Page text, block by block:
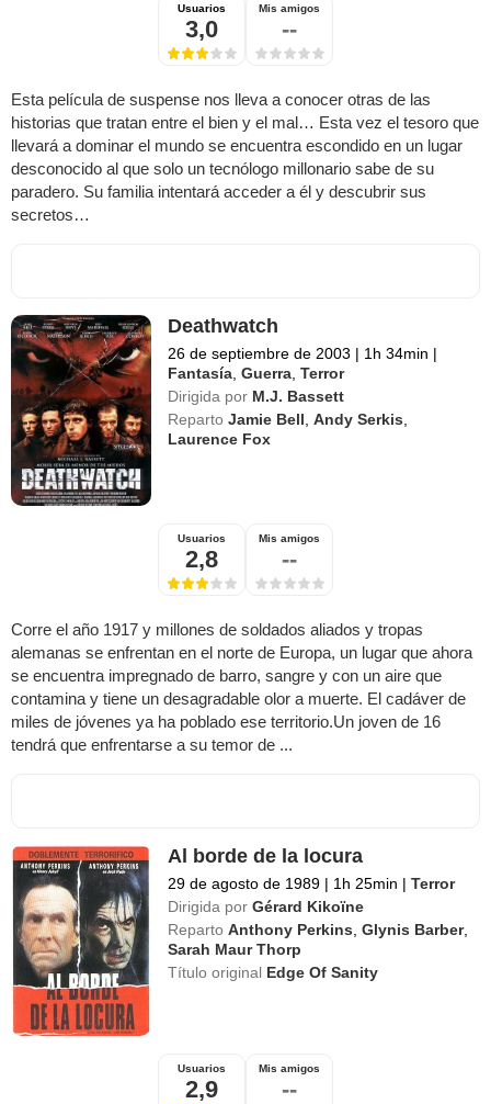
Usuarios
3,0
Mis amigos
--
Esta película de suspense nos lleva a conocer otras de las
historias que tratan entre el bien y el mal… Esta vez el tesoro que
llevará a dominar el mundo se encuentra escondido en un lugar
desconocido al que solo un tecnólogo millonario sabe de su
paradero. Su familia intentará acceder a él y descubrir sus
secretos…
Deathwatch
26 de septiembre de 2003 | 1h 34min |
Fantasía ,Guerra ,Terror
Dirigida por M.J. Bassett
Reparto Jamie Bell ,Andy Serkis
Laurence Fox
Usuarios
2,8
Mis amigos
--
Corre el año 1917 y millones de soldados aliados y tropas
alemanas se enfrentan en el norte de Europa, un lugar que ahora
se encuentra impregnado de barro, sangre y con un aire que
contamina y tiene un desagradable olor a muerte. El cadáver de
miles de jóvenes ya ha poblado ese territorio.Un joven de 16
tendrá que enfrentarse a su temor de ...
Al borde de la locura
29 de agosto de 1989 | 1h 25min | Terror
Dirigida por Gérard Kikoïne
Reparto Anthony Perkins ,Glynis Barber,
Sarah Maur Thorp
Título original Edge Of Sanity
Usuarios
2,9
Mis amigos
--